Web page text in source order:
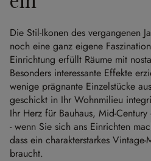
Die Stil-Ikonen des vergangenen
noch eine ganz eigene
Einrichtung erfüllt Räume mit
Besonders interessante Effekte
wenige prägnante Einzelstücke
geschickt in Ihr Wohnmilieu
Ihr Herz für Bauhaus, Mid-
- wenn Sie sich ans Einrichten
dass ein charakterstarkes
braucht.